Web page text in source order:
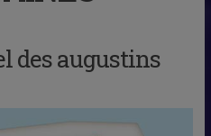
des augustins